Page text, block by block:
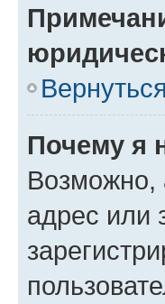
Почему я
Возможно,
адрес или